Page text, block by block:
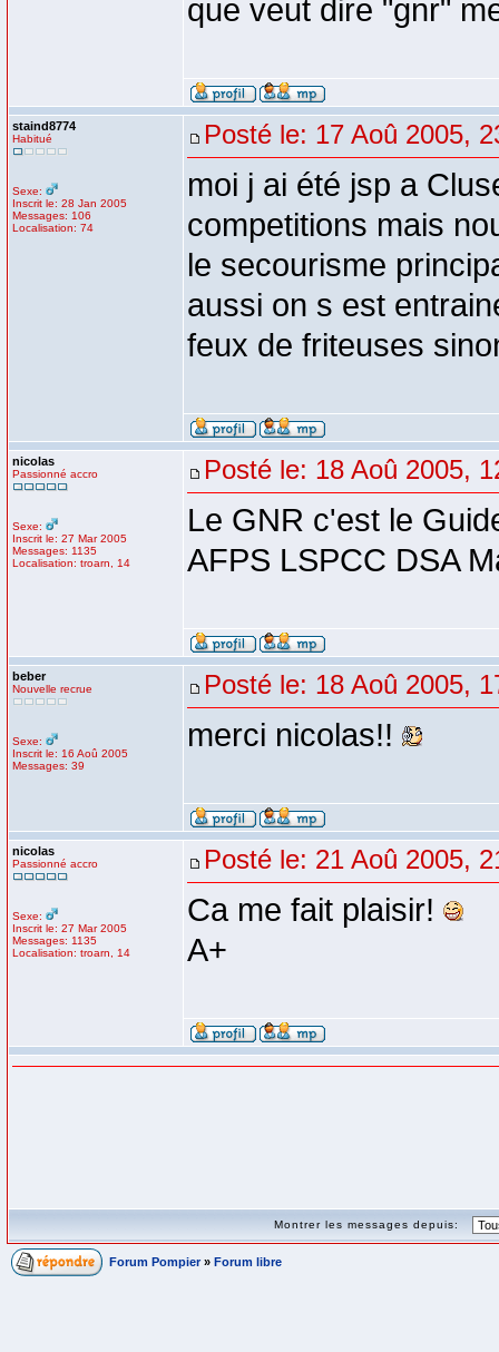
que veut dire "gnr"
staind8774
Habitué
Sexe:
Inscrit le: 28 Jan 2005
Messages: 106
Localisation: 74
Posté le: 17 Aoû 2005,
moi j ai été jsp a
competitions mais
le secourisme
aussi on s est
feux de friteuses
nicolas
Passionné accro
Sexe:
Inscrit le: 27 Mar 2005
Messages: 1135
Localisation: troarn, 14
Posté le: 18 Aoû 2005,
Le GNR c'est le
AFPS LSPCC DSA
beber
Nouvelle recrue
Sexe:
Inscrit le: 16 Aoû 2005
Messages: 39
Posté le: 18 Aoû 2005,
merci nicolas!!
nicolas
Passionné accro
Sexe:
Inscrit le: 27 Mar 2005
Messages: 1135
Localisation: troarn, 14
Posté le: 21 Aoû 2005,
Ca me fait plaisir!
A+
Montrer les messages depuis:
Forum Pompier » Forum libre